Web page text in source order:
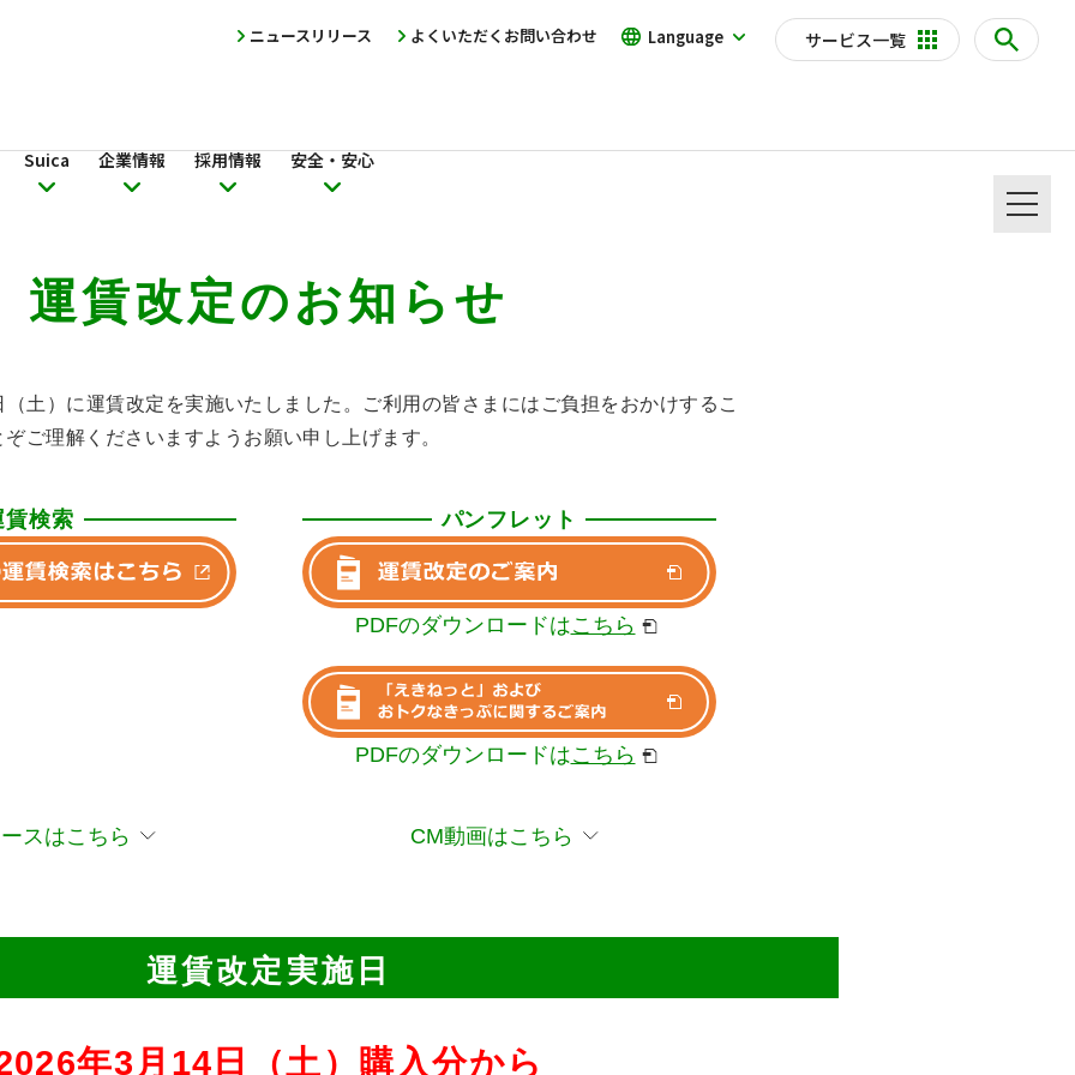
サービス一覧
Suica 企業情報 採用情報 安全・安心
Language
よくいただくお問い合わせ
ニュースリリース
運賃改定のお知らせ
土）に運賃改定を実施いたしました。ご利用の皆さまにはご負担をおかけするこ
ご理解くださいますようお願い申し上げます。
賃検索 パンフレット
PDFのダウンロードはこちら
PDFのダウンロードはこちら
スはこちら CM動画はこちら
運賃改定実施日
年3⽉14日（土） 購入分から